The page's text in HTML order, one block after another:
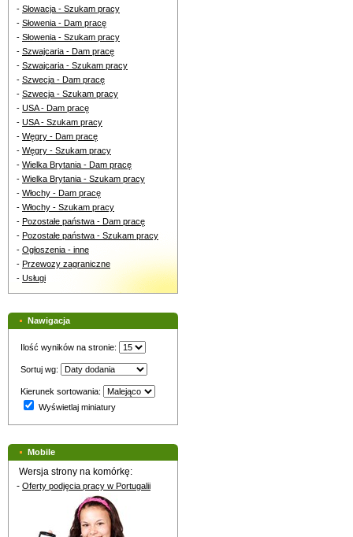
- Słowacja - Szukam pracy
- Słowenia - Dam pracę
- Słowenia - Szukam pracy
- Szwajcaria - Dam pracę
- Szwajcaria - Szukam pracy
- Szwecja - Dam pracę
- Szwecja - Szukam pracy
- USA - Dam pracę
- USA - Szukam pracy
- Węgry - Dam pracę
- Węgry - Szukam pracy
- Wielka Brytania - Dam pracę
- Wielka Brytania - Szukam pracy
- Włochy - Dam pracę
- Włochy - Szukam pracy
- Pozostałe państwa - Dam pracę
- Pozostałe państwa - Szukam pracy
- Ogłoszenia - inne
- Przewozy zagraniczne
- Usługi
Nawigacja
Ilość wyników na stronie:
Sortuj wg:
Kierunek sortowania:
Wyświetlaj miniatury
Mobile
Wersja strony na komórkę:
- Oferty podjęcia pracy w Portugalii